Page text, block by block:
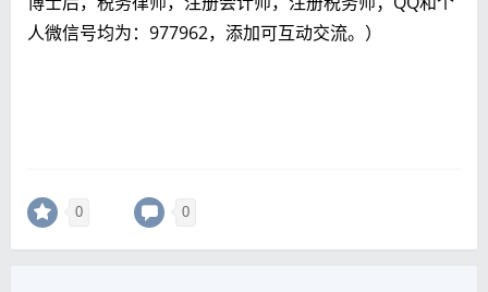
人微信号均为：977962，添加可互动交流。）
0 0